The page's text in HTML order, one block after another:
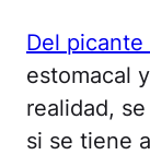
Del picante
estomacal
realidad,
si se tiene